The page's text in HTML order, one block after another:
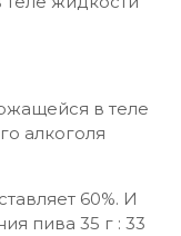
в теле
алкоголя
60%. И
пива 35 г : 33